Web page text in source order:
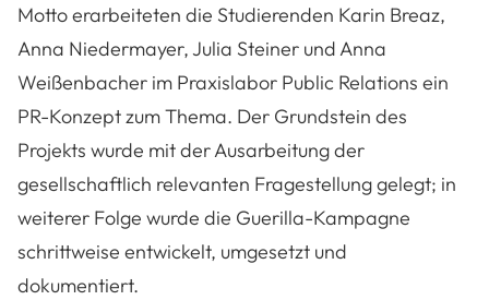
Motto erarbeiteten die Studierenden Karin Breaz,
Anna Niedermayer, Julia Steiner und Anna
Weißenbacher im Praxislabor Public Relations ein
PR-Konzept zum Thema. Der Grundstein des
Projekts wurde mit der Ausarbeitung der
gesellschaftlich relevanten Fragestellung gelegt; in
weiterer Folge wurde die Guerilla-Kampagne
schrittweise entwickelt, umgesetzt und
dokumentiert.